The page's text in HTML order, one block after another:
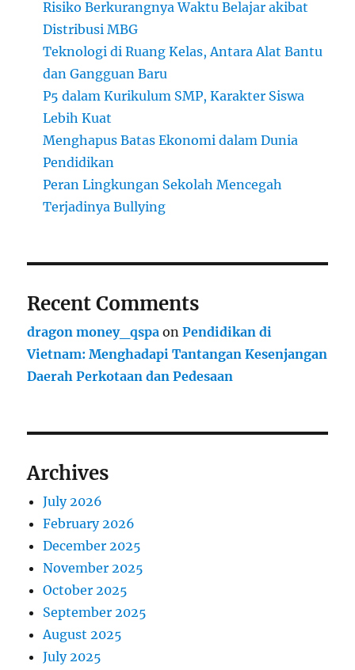
Risiko Berkurangnya Waktu Belajar akibat
Distribusi MBG
Teknologi di Ruang Kelas, Antara Alat Bantu
dan Gangguan Baru
P5 dalam Kurikulum SMP, Karakter Siswa
Lebih Kuat
Menghapus Batas Ekonomi dalam Dunia
Pendidikan
Peran Lingkungan Sekolah Mencegah
Terjadinya Bullying
Recent Comments
dragon money_qspa onPendidikan di
Vietnam: Menghadapi Tantangan Kesenjangan
Daerah Perkotaan dan Pedesaan
Archives
July 2026
February 2026
December 2025
November 2025
October 2025
September 2025
August 2025
July 2025